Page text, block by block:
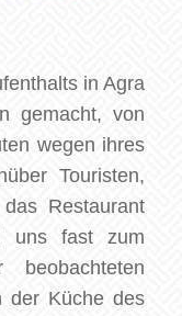
in Agra
gemacht, von
wegen ihres
Touristen,
Restaurant
uns fast zum
beobachteten
der Küche des